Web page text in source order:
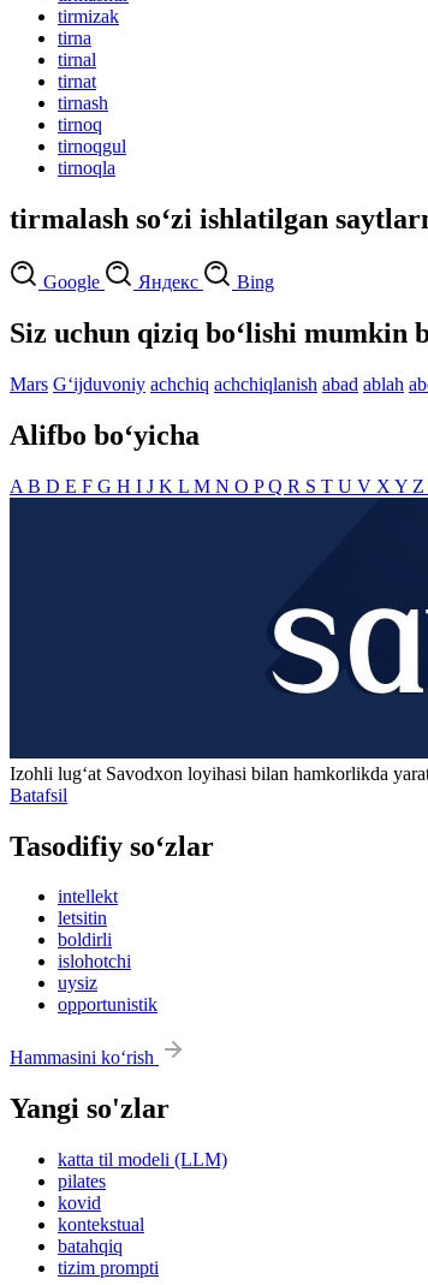
tirmizak
tirna
tirnal
tirnat
tirnash
tirnoq
tirnoqgul
tirnoqla
tirmalash so‘zi ishlatilgan
Google Яндекс Bing
Siz uchun qiziq bo‘lishi mumkin
Mars G‘ijduvoniy achchiq achchiqlanish abad ablah
Alifbo bo‘yicha
A B D E F G H I J K L M N O PQ R S T U V X Y Z
Izohli lugʻat Savodxon loyihasi bilan hamkorlikda
Batafsil
Tasodifiy so‘zlar
intellekt
letsitin
boldirli
islohotchi
uysiz
opportunistik
Hammasini ko‘rish
Yangi so'zlar
katta til modeli (LLM)
pilates
kovid
kontekstual
batahqiq
tizim prompti